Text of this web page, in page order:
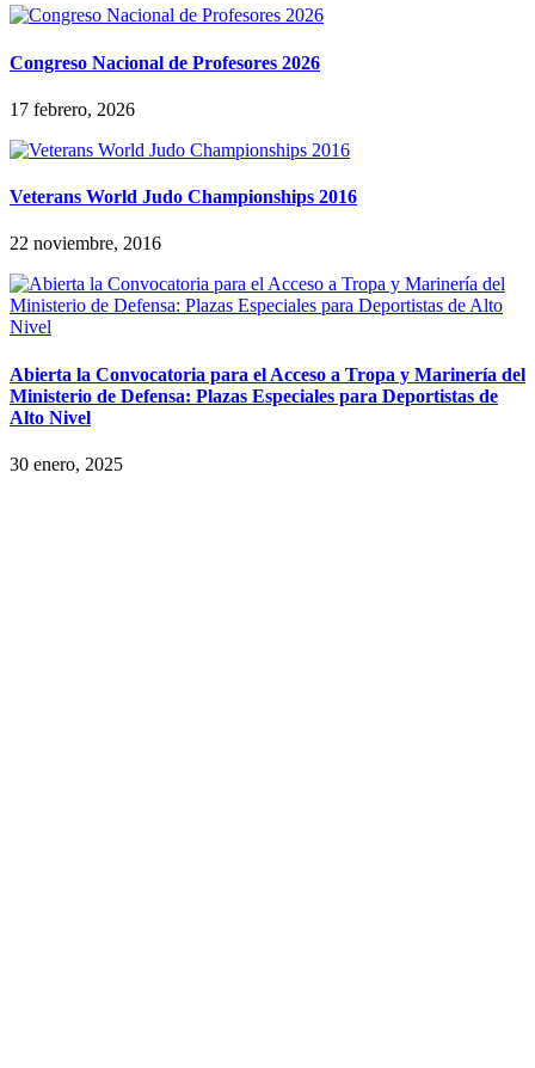
Congreso Nacional de Profesores 2026
17 febrero, 2026
Veterans World Judo Championships 2016
22 noviembre, 2016
Abierta la Convocatoria para el Acceso a Tropa y Marinería del
Ministerio de Defensa: Plazas Especiales para Deportistas de
Alto Nivel
30 enero, 2025